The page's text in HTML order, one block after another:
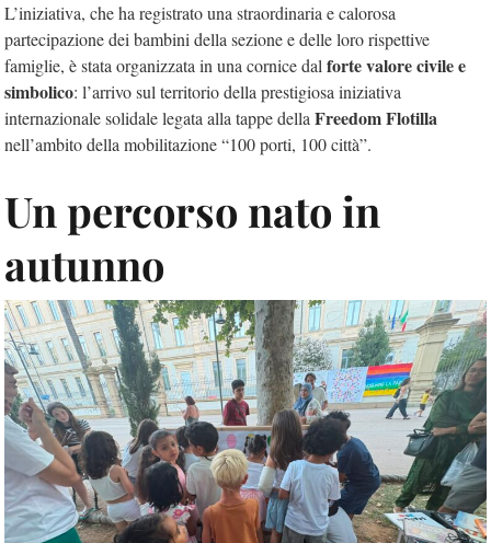
L’iniziativa, che ha registrato una straordinaria e calorosa
partecipazione dei bambini della sezione e delle loro rispettive
famiglie, è stata organizzata in una cornice dalforte valore civile e
simbolico: l’arrivo sul territorio della prestigiosa iniziativa
internazionale solidale legata alla tappe dellaFreedom Flotilla
nell’ambito della mobilitazione “100 porti, 100 città”.
Un percorso nato in
autunno